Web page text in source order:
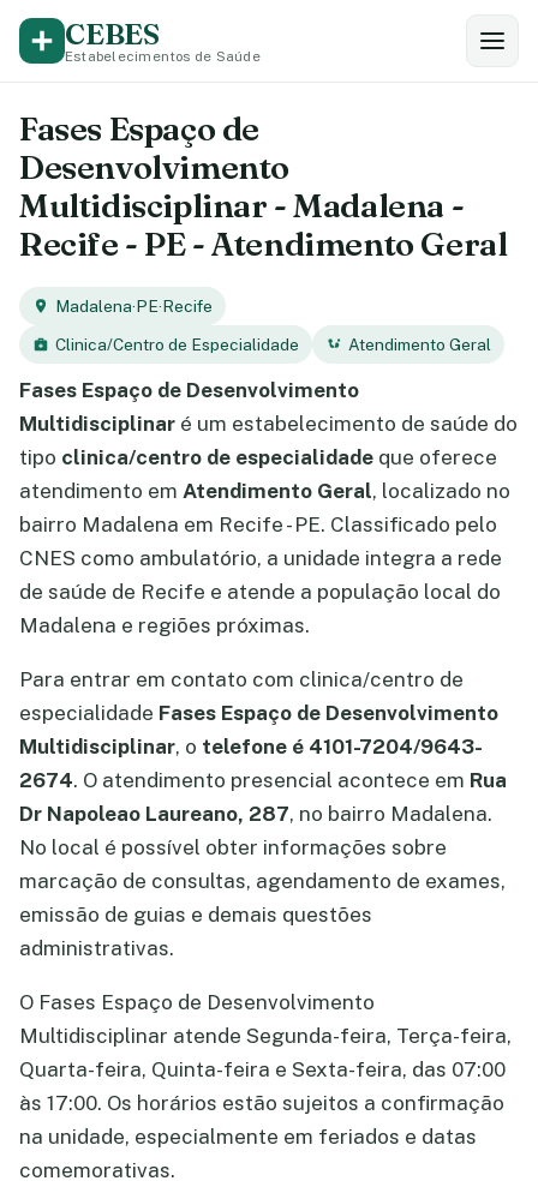
CEBES
Estabelecimentos de Saúde
Fases Espaço de
Desenvolvimento
Multidisciplinar - Madalena -
Recife - PE - Atendimento Geral
Madalena·PE·Recife
Clinica/Centro de Especialidade
Atendimento Geral
Fases Espaço de Desenvolvimento
Multidisciplinar é um estabelecimento de saúde do
tipo clinica/centro de especialidade que oferece
atendimento em Atendimento Geral, localizado no
bairro Madalena em Recife - PE. Classificado pelo
CNES como ambulatório, a unidade integra a rede
de saúde de Recife e atende a população local do
Madalena e regiões próximas.
Para entrar em contato com clinica/centro de
especialidade Fases Espaço de Desenvolvimento
Multidisciplinar, o telefone é 4101-7204/9643-
2674. O atendimento presencial acontece em Rua
Dr Napoleao Laureano, 287, no bairro Madalena.
No local é possível obter informações sobre
marcação de consultas, agendamento de exames,
emissão de guias e demais questões
administrativas.
O Fases Espaço de Desenvolvimento
Multidisciplinar atende Segunda-feira, Terça-feira,
Quarta-feira, Quinta-feira e Sexta-feira, das 07:00
às 17:00. Os horários estão sujeitos a confirmação
na unidade, especialmente em feriados e datas
comemorativas.